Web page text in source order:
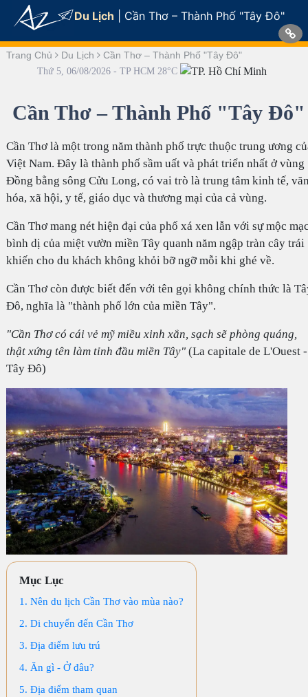
Du Lịch Cần Thơ – Thành Phố "Tây Đô"
Trang Chủ Du Lịch Cần Thơ – Thành Phố "Tây Đô"
Thứ 5, 06/08/2026 - TP HCM 28°C
Cần Thơ – Thành Phố "Tây Đô"
Cần Thơ là một trong năm thành phố trực thuộc trung ương
Việt Nam. Đây là thành phố sầm uất và phát triển nhất ở vùng
Đồng bằng sông Cửu Long, có vai trò là trung tâm kinh tế,
hóa, xã hội, y tế, giáo dục và thương mại của cả vùng.
Cần Thơ mang nét hiện đại của phố xá xen lẫn với sự mộc
bình dị của miệt vườn miền Tây quanh năm ngập tràn cây trái
khiến cho du khách không khỏi bỡ ngỡ mỗi khi ghé về.
Cần Thơ còn được biết đến với tên gọi không chính thức là
Đô, nghĩa là "thành phố lớn của miền Tây".
"Cần Thơ có cái vẻ mỹ miều xinh xắn, sạch sẽ phòng quáng,
thật xứng tên làm tỉnh đầu miền Tây"(La capitale de L'Ouest -
Tây Đô)
Mục Lục
1. Nên du lịch Cần Thơ vào mùa nào?
2. Di chuyển đến Cần Thơ
3. Địa điểm lưu trú
4. Ăn gì - Ở đâu?
5. Địa điểm tham quan